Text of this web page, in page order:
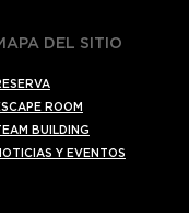
DEL SITIO
ROOM
BUILDING
Y EVENTOS